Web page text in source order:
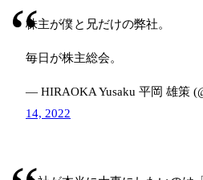
株主が僕と兄だけの弊社。
毎日が株主総会。
— HIRAOKA Yusaku 平岡 雄策
14, 2022